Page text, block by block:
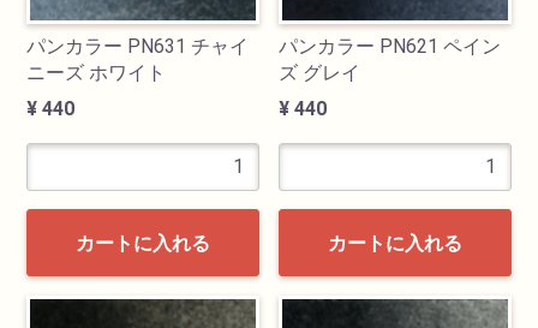
パンカラー PN631 チャイ
ニーズ ホワイト
¥ 440
カートに入れる
パンカラー PN621 ペイン
ズ グレイ
¥ 440
カートに入れる
カテゴリ
書道用品
画材